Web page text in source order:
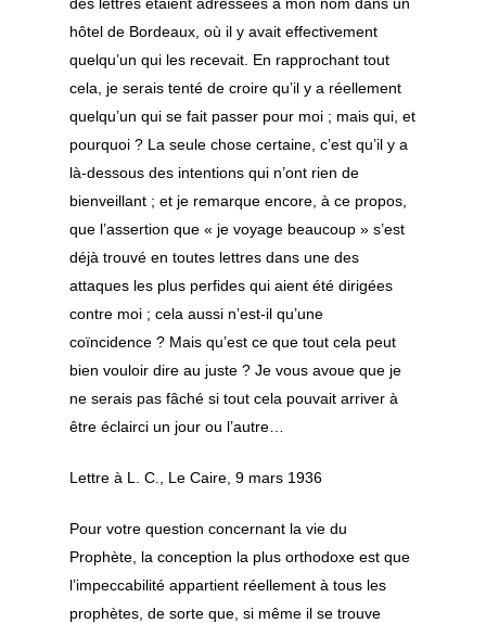
hôtel de Bordeaux, où il y avait effectivement
quelqu’un qui les recevait. En rapprochant tout
cela, je serais tenté de croire qu’il y a réellement
quelqu’un qui se fait passer pour moi ; mais qui, et
pourquoi ? La seule chose certaine, c’est qu’il y a
là-dessous des intentions qui n’ont rien de
bienveillant ; et je remarque encore, à ce propos,
que l’assertion que « je voyage beaucoup » s’est
déjà trouvé en toutes lettres dans une des
attaques les plus perfides qui aient été dirigées
contre moi ; cela aussi n’est-il qu’une
coïncidence ? Mais qu’est ce que tout cela peut
bien vouloir dire au juste ? Je vous avoue que je
ne serais pas fâché si tout cela pouvait arriver à
être éclairci un jour ou l’autre…
Lettre à L. C., Le Caire, 9 mars 1936
Pour votre question concernant la vie du
Prophète, la conception la plus orthodoxe est que
l’impeccabilité appartient réellement à tous les
prophètes, de sorte que, si même il se trouve
Qasaid – Samaa –
Spirituel
Sama – Chant
Beauté de
Yâ jamâla l wujûd
Qasaid – Ô toi
ardemment
excellence –
‘âchiqu ma’nâ
près de la
Layla – Danawtu
hayyi Laylâ – de
Sidi Mounir
Chaine initiatique
Testament spirituel
Abbas
Nice
Lyon
Marseille
Montpellier
Paris
Partenariats
Rencontres
Festival des